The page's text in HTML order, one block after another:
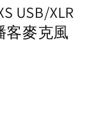
USB/XLR
客麥克風